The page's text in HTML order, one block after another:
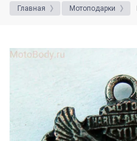
Главная Мотоподарки